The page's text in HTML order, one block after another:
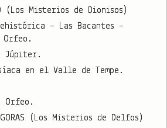
(Los Misterios de Dionisos)
– Las Bacantes –
Orfeo.
Júpiter.
en el Valle de Tempe.
Orfeo.
(Los Misterios de Delfos)